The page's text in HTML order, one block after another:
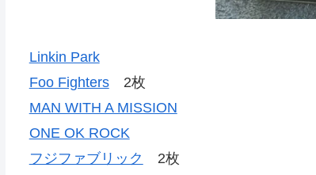
Linkin Park
Foo Fighters2枚
MAN WITH A MISSION
ONE OK ROCK
フジファブリック
2枚